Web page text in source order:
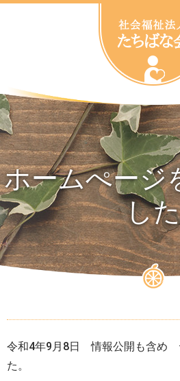
ホームぺージ
した
令和4年9月8日 情報公開も含め
た。